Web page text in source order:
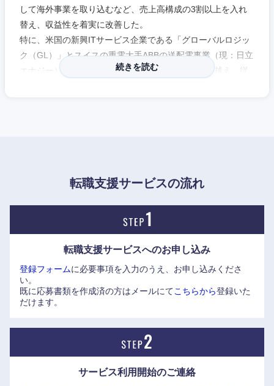
して海外事業を取り込むなど、売上高構成の3割以上を入れ
替え、収益性を着実に改善した。
特に、米国の新興ITサービス企業である「グローバルロジッ
ク（GL）」とスイスの重電大手ABBの送配電事業（現：日立
エナジー）の海外M&Aを経て、海外売上比率は6割越え、従
モノからサービスへのシフトが進んでおり、「LUMADA（ル
当時社長だった東原敏昭氏が2016年5月に発表。IoTプラット
フォームとしてスタートし、現在は日立が手掛けるほぼ全て
マーダを展開。企画から保守まで顧客のDXを丸ごと支援し、
接点を増やしている。
2025年4月1日に、副社長だった徳永俊昭氏が新社長に就任。
後の更なるデジタルとインフラ事業を軸とした成長戦略の推
【日立製作所の採用業務に関する個人情報の取扱いについ
続きを読む
転職支援サービスの流れ
転職支援サービスへのお申し込み
登録フォームに必要事項を入力のうえ、お申し込みくださ
い。
既に応募書類を作成済の方はメールにてこちらから登録いた
だけます。
サービス利用開始のご連絡